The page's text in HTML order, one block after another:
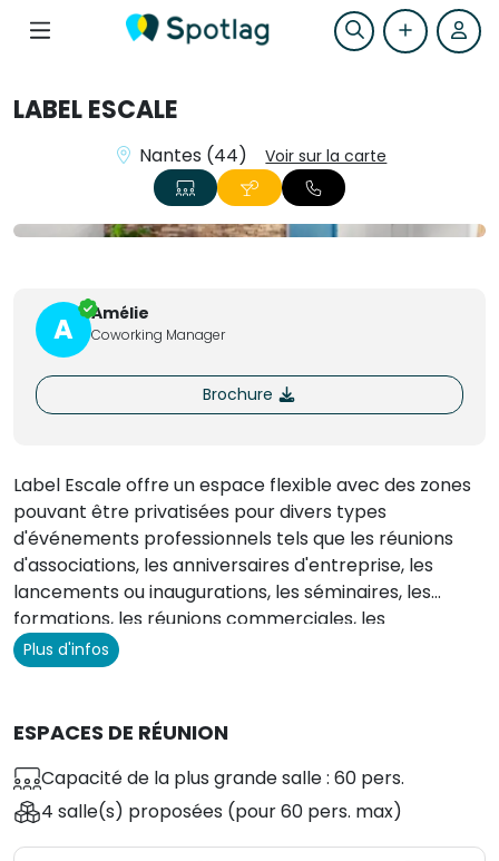
LABEL ESCALE
Nantes (44) Voir sur la carte
A Amélie
Coworking Manager
Brochure
Label Escale offre un espace flexible avec des zones
pouvant être privatisées pour divers types
d'événements professionnels tels que les réunions
d'associations, les anniversaires d'entreprise, les
lancements ou inaugurations, les séminaires, les
formations, les réunions commerciales, les
afterworks et les petits-déjeuners clients.
Plus d'infos
ESPACES DE RÉUNION
Capacité de la plus grande salle : 60 pers.
4 salle(s) proposées (pour 60 pers. max)